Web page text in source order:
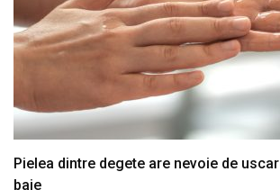
Pielea dintre degete are nevoie de
baie